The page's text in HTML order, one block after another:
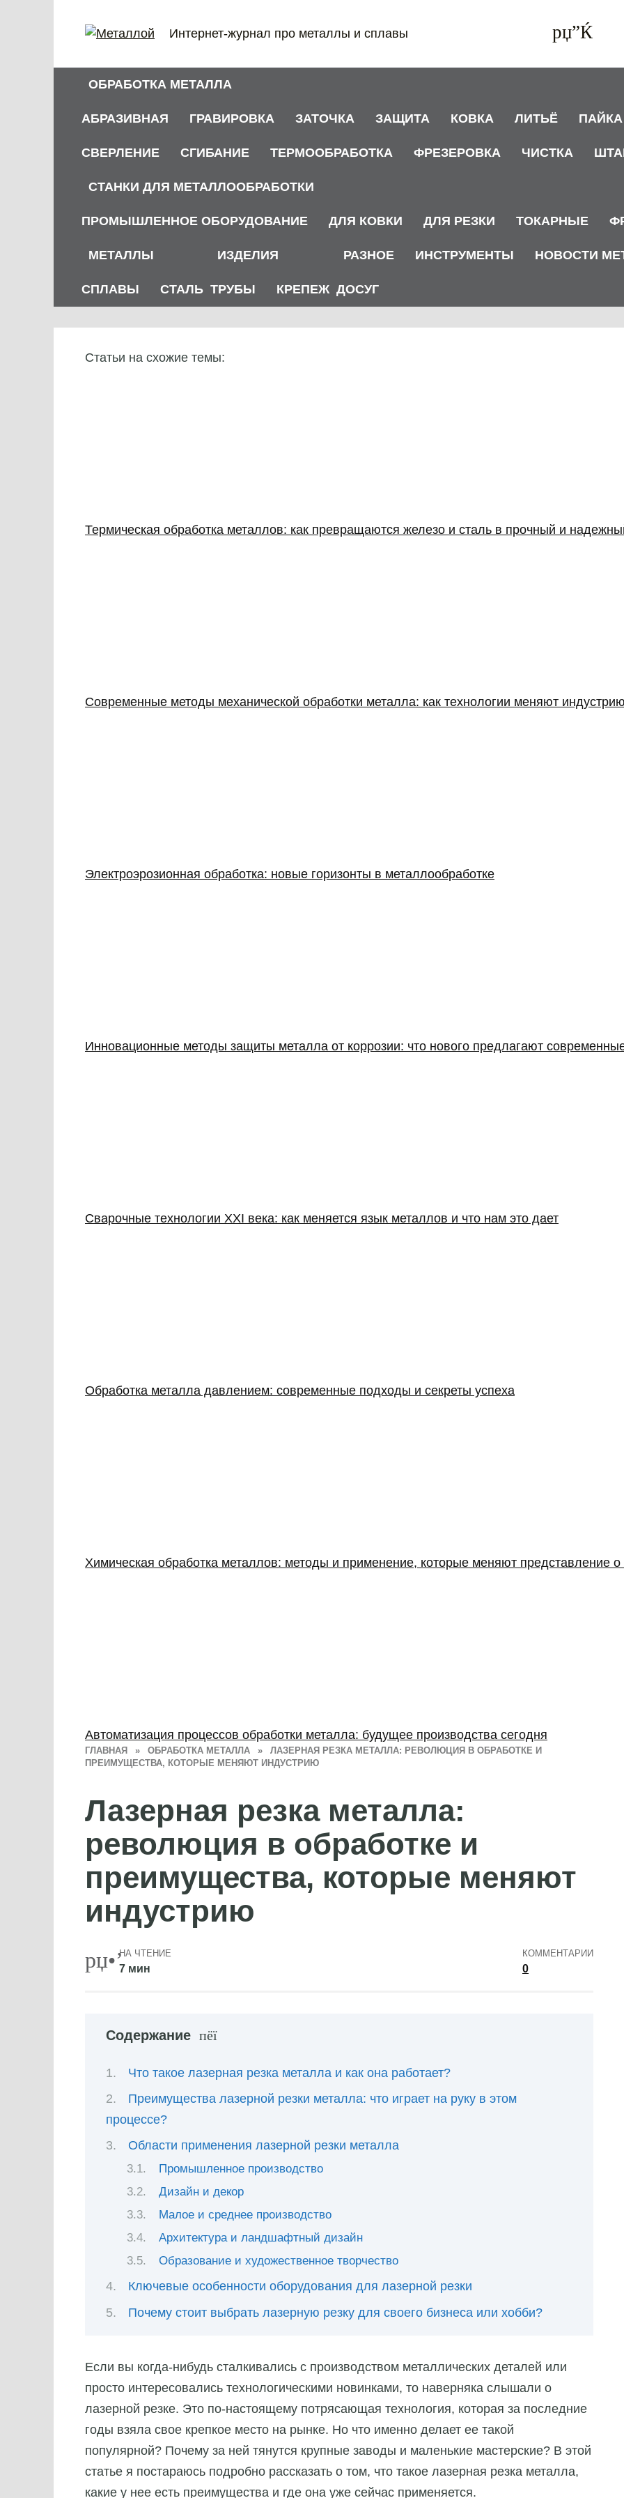
Интернет-журнал про металлы и сплавы
ОБРАБОТКА МЕТАЛЛА
АБРАЗИВНАЯ ГРАВИРОВКА ЗАТОЧКА ЗАЩИТА КОВКА ЛИТЬЁ ПАЙКА
СВЕРЛЕНИЕ СГИБАНИЕ ТЕРМООБРАБОТКА ФРЕЗЕРОВКА ЧИСТКА
СТАНКИ ДЛЯ МЕТАЛЛООБРАБОТКИ
ПРОМЫШЛЕННОЕ ОБОРУДОВАНИЕ ДЛЯ КОВКИ ДЛЯ РЕЗКИ ТОКАРНЫЕ
МЕТАЛЛЫ
СПЛАВЫ СТАЛЬ
ИЗДЕЛИЯ
ТРУБЫ КРЕПЕЖ
РАЗНОЕ
ДОСУГ
ИНСТРУМЕНТЫ НОВОСТИ
ГЛАВНАЯ » ОБРАБОТКА МЕТАЛЛА »
ЛАЗЕРНАЯ РЕЗКА МЕТАЛЛА: РЕВОЛЮЦИЯ В ОБРАБОТКЕ И
ПРЕИМУЩЕСТВА, КОТОРЫЕ МЕНЯЮТ ИНДУСТРИЮ
Лазерная резка металла:
революция в обработке и
преимущества, которые меняют
индустрию
НА ЧТЕНИЕ
7 мин
КОММЕНТАРИИ
0
Содержание
Что такое лазерная резка металла и как она работает?
Преимущества лазерной резки металла: что играет на руку в этом
процессе?
Области применения лазерной резки металла
Промышленное производство
Дизайн и декор
Малое и среднее производство
Архитектура и ландшафтный дизайн
Образование и художественное творчество
Ключевые особенности оборудования для лазерной резки
Почему стоит выбрать лазерную резку для своего бизнеса или хобби?
Если вы когда-нибудь сталкивались с производством металлических деталей или
просто интересовались технологическими новинками, то наверняка слышали о
лазерной резке. Это по-настоящему потрясающая технология, которая за последние
годы взяла свое крепкое место на рынке. Но что именно делает ее такой
популярной? Почему за ней тянутся крупные заводы и маленькие мастерские? В этой
статье я постараюсь подробно рассказать о том, что такое лазерная резка металла,
какие у нее есть преимущества и где она уже сейчас применяется.
Статьи на схожие темы:
Термическая обработка металлов: как превращаются железо и сталь в прочный и
Современные методы механической обработки металла: как технологии меняют
Электроэрозионная обработка: новые горизонты в металлообработке
Инновационные методы защиты металла от коррозии: что нового предлагают
Сварочные технологии XXI века: как меняется язык металлов и что нам это дает
Обработка металла давлением: современные подходы и секреты успеха
Химическая обработка металлов: методы и применение, которые меняют представление о
Автоматизация процессов обработки металла: будущее производства сегодня